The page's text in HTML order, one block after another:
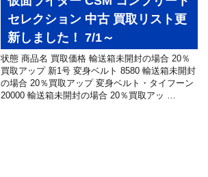
セレクション 中古 買取リスト更
新しました！ 7/1～
状態 商品名 買取価格 輸送箱未開封の場合 20％
買取アップ 新1号 変身ベルト 8580 輸送箱未開封
の場合 20％買取アップ 変身ベルト・タイフーン
20000 輸送箱未開封の場合 20％買取アッ …